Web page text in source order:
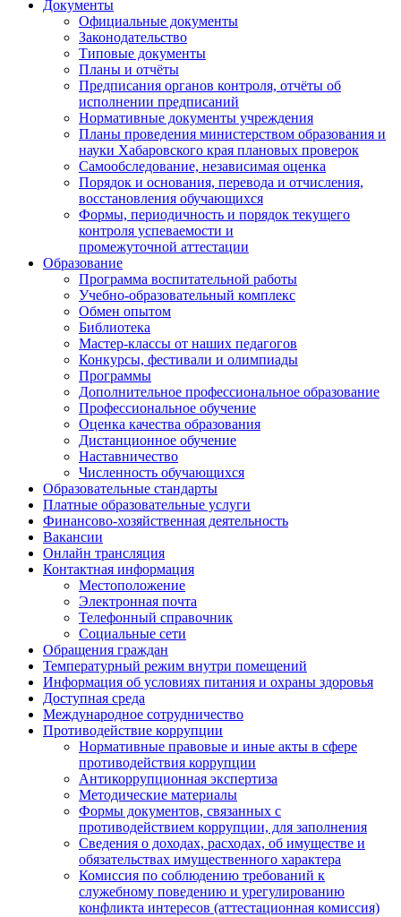
Документы
Официальные документы
Законодательство
Типовые документы
Планы и отчёты
Предписания органов контроля, отчёты об
исполнении предписаний
Нормативные документы учреждения
Планы проведения министерством образования и
науки Хабаровского края плановых проверок
Самообследование, независимая оценка
Порядок и основания, перевода и отчисления,
восстановления обучающихся
Формы, периодичность и порядок текущего
контроля успеваемости и
промежуточной аттестации
Образование
Программа воспитательной работы
Учебно-образовательный комплекс
Обмен опытом
Библиотека
Мастер-классы от наших педагогов
Конкурсы, фестивали и олимпиады
Программы
Дополнительное профессиональное образование
Профессиональное обучение
Оценка качества образования
Дистанционное обучение
Наставничество
Численность обучающихся
Образовательные стандарты
Платные образовательные услуги
Финансово-хозяйственная деятельность
Вакансии
Онлайн трансляция
Контактная информация
Местоположение
Электронная почта
Телефонный справочник
Социальные сети
Обращения граждан
Температурный режим внутри помещений
Информация об условиях питания и охраны здоровья
Доступная среда
Международное сотрудничество
Противодействие коррупции
Нормативные правовые и иные акты в сфере
противодействия коррупции
Антикоррупционная экспертиза
Методические материалы
Формы документов, связанных с
противодействием коррупции, для заполнения
Сведения о доходах, расходах, об имуществе и
обязательствах имущественного характера
Комиссия по соблюдению требований к
служебному поведению и урегулированию
конфликта интересов (аттестационная комиссия)